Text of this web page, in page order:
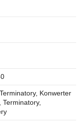
Konwerter
Terminatory,